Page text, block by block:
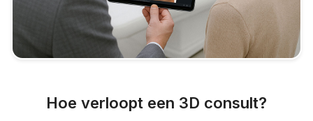
Hoe verloopt een 3D consult?